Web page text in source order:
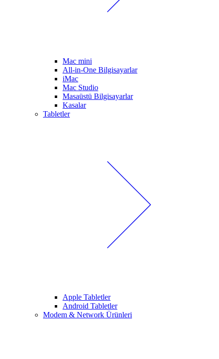
Mac mini
All-in-One Bilgisayarlar
iMac
Mac Studio
Masaüstü Bilgisayarlar
Kasalar
Tabletler
Apple Tabletler
Android Tabletler
Modem & Network Ürünleri